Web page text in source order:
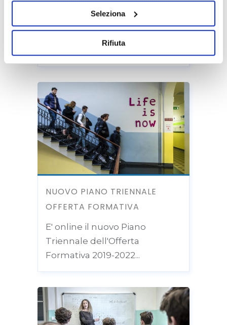
consenso in qualsiasi momento, accedendo al pannello
Mostra Dettagli.
Seleziona
Rifiuta
SANTA MESSA NATALIZIA
NUOVO PIANO TRIENNALE
OFFERTA FORMATIVA
E' online il nuovo Piano
Triennale dell'Offerta
Formativa 2019-2022...